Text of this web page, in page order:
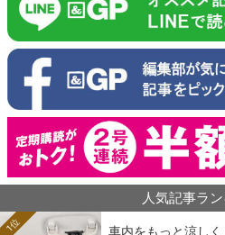
人気記事ラ
車内をもっと涼し
1位